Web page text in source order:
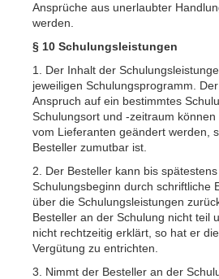
Ansprüche aus unerlaubter
werden.
§ 10 Schulungsleistungen
1. Der Inhalt der
jeweiligen Schulungsprogramm.
Anspruch auf ein bestimmtes
Schulungsort und -zeitraum
vom Lieferanten geändert werden,
Besteller zumutbar ist.
2. Der Besteller kann bis
Schulungsbeginn durch schriftliche
über die Schulungsleistungen
Besteller an der Schulung nicht teil
nicht rechtzeitig erklärt, so hat er
Vergütung zu entrichten.
3. Nimmt der Besteller an der